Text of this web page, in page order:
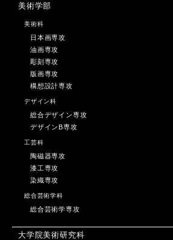
美術学部
美術科
日本画専攻
油画専攻
彫刻専攻
版画専攻
構想設計専攻
デザイン科
総合デザイン専攻
デザインB専攻
工芸科
陶磁器専攻
漆工専攻
染織専攻
総合芸術学科
総合芸術学専攻
大学院美術研究科